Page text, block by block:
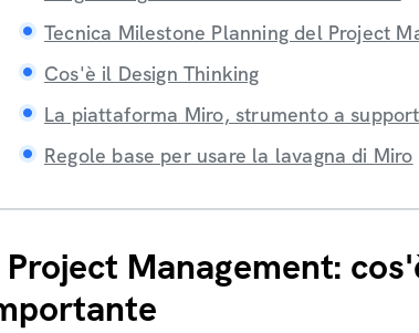
Tecnica Milestone Planning del Project
Cos'è il Design Thinking
La piattaforma Miro, strumento a
Regole base per usare la lavagna di Miro
Project Management: